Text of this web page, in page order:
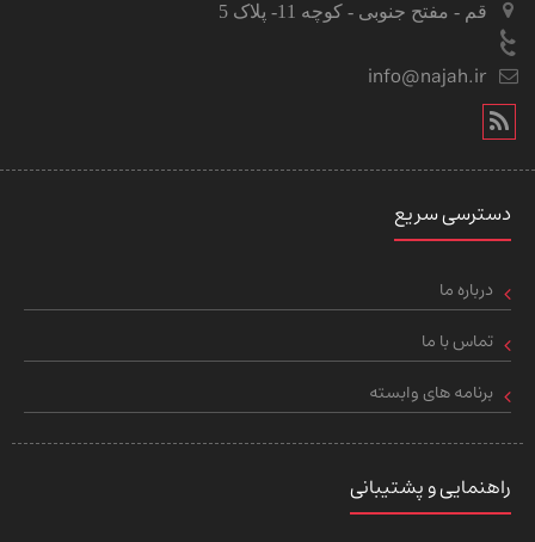
قم - مفتح جنوبی - کوچه 11- پلاک 5
info@najah.ir
دسترسی سریع
درباره ما
تماس با ما
برنامه های وابسته
راهنمایی و پشتیبانی